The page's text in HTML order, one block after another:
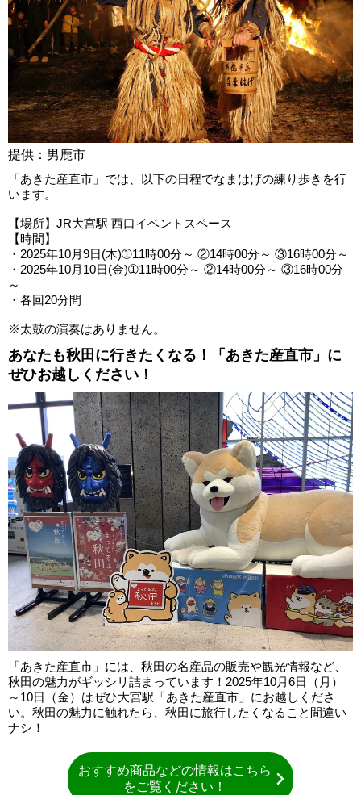
提供：男鹿市
「あきた産直市」では、以下の日程でなまはげの練り歩きを行
います。
【場所】JR大宮駅 西口イベントスペース
【時間】
・2025年10月9日(木)➀11時00分～ ②14時00分～ ③16時00分～
・2025年10月10日(金)➀11時00分～ ②14時00分～ ③16時00分
～
・各回20分間
※太鼓の演奏はありません。
あなたも秋田に行きたくなる！「あきた産直市」に
ぜひお越しください！
「あきた産直市」には、秋田の名産品の販売や観光情報など、
秋田の魅力がギッシリ詰まっています！2025年10月6日（月）
～10日（金）はぜひ大宮駅「あきた産直市」にお越しくださ
い。秋田の魅力に触れたら、秋田に旅行したくなること間違い
ナシ！
おすすめ商品などの情報はこちら
をご覧ください！